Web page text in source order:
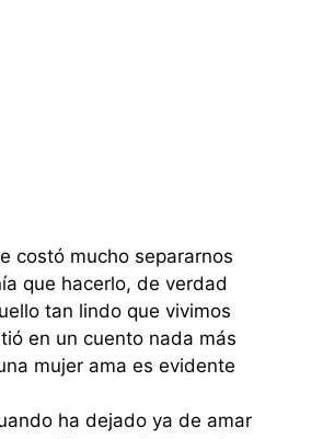
costó mucho separarnos
que hacerlo, de verdad
tan lindo que vivimos
en un cuento nada más
mujer ama es evidente
ha dejado ya de amar